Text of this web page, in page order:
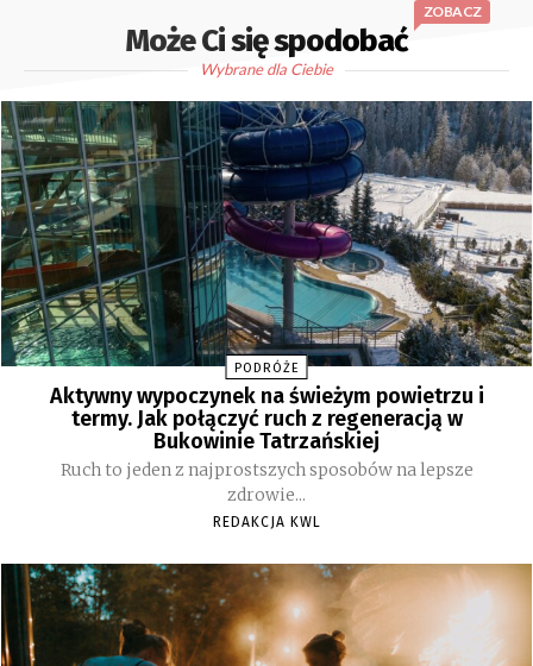
Może Ci się spodobać
ZOBACZ
Wybrane dla Ciebie
PODRÓŻE
Aktywny wypoczynek na świeżym powietrzu i
termy. Jak połączyć ruch z regeneracją w
Bukowinie Tatrzańskiej
Ruch to jeden z najprostszych sposobów na lepsze
zdrowie...
REDAKCJA KWL